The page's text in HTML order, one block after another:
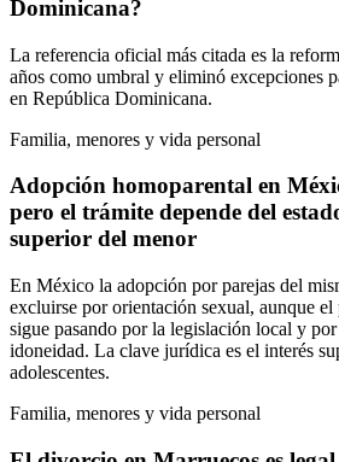
Dominicana?
La referencia oficial más citada es la
años como umbral y eliminó excepciones
en República Dominicana.
Familia, menores y vida personal
Adopción homoparental en
pero el trámite depende del
superior del menor
En México la adopción por parejas del
excluirse por orientación sexual, aunque
sigue pasando por la legislación local y
idoneidad. La clave jurídica es el interés
adolescentes.
Familia, menores y vida personal